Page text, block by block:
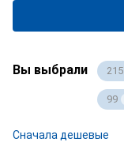
Вы выбрали 215
99
Сначала дешевые